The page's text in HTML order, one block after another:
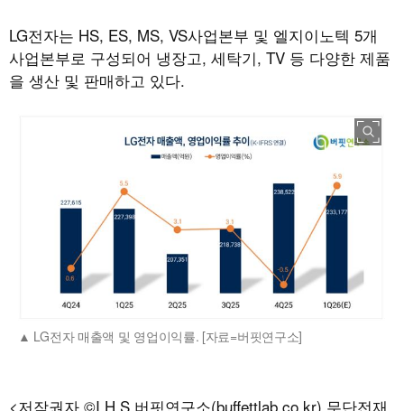
LG전자는 HS, ES, MS, VS사업본부 및 엘지이노텍 5개
사업본부로 구성되어 냉장고, 세탁기, TV 등 다양한 제품
을 생산 및 판매하고 있다.
LG전자 매출액 및 영업이익률. [자료=버핏연구소]
<저작권자 ©I.H.S 버핏연구소(buffettlab.co.kr) 무단전재